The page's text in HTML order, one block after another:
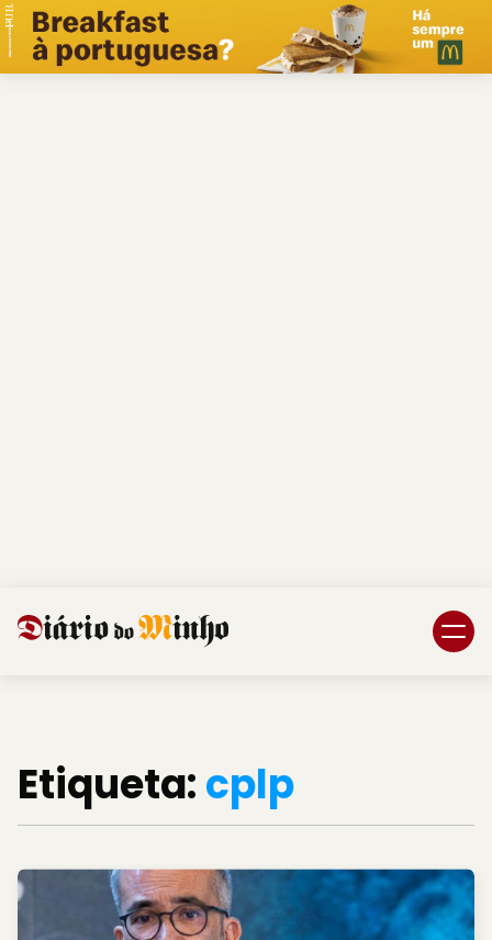
PUB.
Etiqueta:cplp